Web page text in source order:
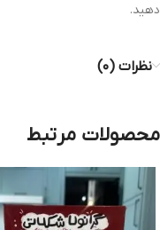
دهید.
نظرات (۰)
محصولات مرتبط